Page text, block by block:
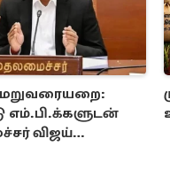
மறுவரையறை:
எம்.பி.க்களுடன்
விஜய்